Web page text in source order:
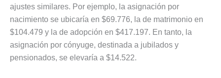
ajustes similares. Por ejemplo, la asignación por
nacimiento se ubicaría en $69.776, la de matrimonio en
$104.479 y la de adopción en $417.197. En tanto, la
asignación por cónyuge, destinada a jubilados y
pensionados, se elevaría a $14.522.